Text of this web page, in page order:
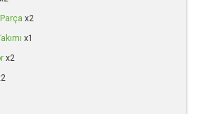
x2
x1
x2